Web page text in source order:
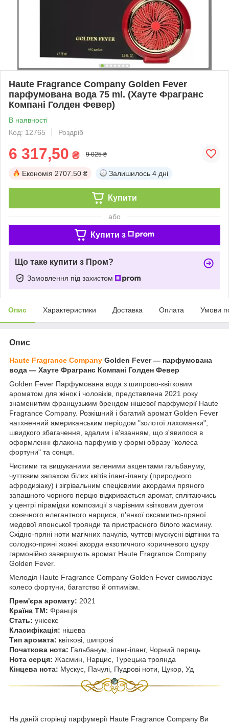
Haute Fragrance Company Golden Fever
парфумована вода 75 ml. (Хауте Фрагранс
Компані Голден Февер)
В наявності
Код: 12765
Роздріб
6 317,50 ₴ 9 025 ₴
Економія 2707.50 ₴ Залишилось 4 дні
Купити
або
Купити з
Що таке купити з Пром?
Замовлення під захистом
Опис Характеристики Доставка Оплата Умови
Опис
Haute Fragrance Company Golden Fever — парфумована
вода — Хауте Фрагранс Компані Голден Февер
Golden Fever Парфумована вода з шипрово-квітковим
ароматом для жінок і чоловіків, представлена 2021 року
знаменитим французьким брендом нішевої парфумерії Haute
Fragrance Company. Розкішний і багатий аромат Golden Fever
натхненний американським періодом "золотої лихоманки",
швидкого збагачення, вдалим і в'язанням, що з'явилося в
оформленні флакона парфумів у формі образу "колеса
фортуни" та сонця.
Чистими та вишуканими зеленими акцентами гальбануму,
чуттєвим запахом білих квітів іланг-ілангу (природного
афродизіаку) і зігрівальним спецієвими акордами пряного
запашного чорного перцю відкривається аромат, сплітаючись
у центрі пірамідки композиції з чарівним квітковим дуетом
сонячного елегантного нарциса, п'янкої оксамитно-пряної
медової японської троянди та пристрасного білого жасмину.
Східно-пряні ноти магічних пачулів, чуттєві мускусні відтінки та
солодко-пряні жожні акорди екзотичного коричневого цукру
гармонійно завершують аромат Haute Fragrance Company
Golden Fever.
Мелодія Haute Fragrance Company Golden Fever символізує
колесо фортуни, багатство й оптимізм.
Прем'єра аромату: 2021
Країна ТМ: Франція
Стать: унісекс
Класифікація: нішева
Тип аромата: квіткові, шипрові
Початкова нота: Гальбанум, іланг-іланг, Чорний перець
Нота серця: Жасмин, Нарцис, Турецька троянда
Кінцева нота: Мускус, Пачулі, Пудрові ноти, Цукор, Уд
На даній сторінці парфумерії Haute Fragrance Company Ви